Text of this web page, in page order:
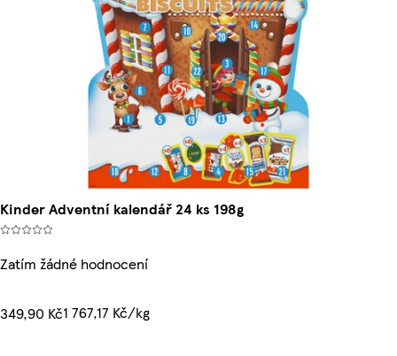
Kinder Adventní kalendář 24 ks 198g
Zatím žádné hodnocení
349,90 Kč1 767,17 Kč/kg